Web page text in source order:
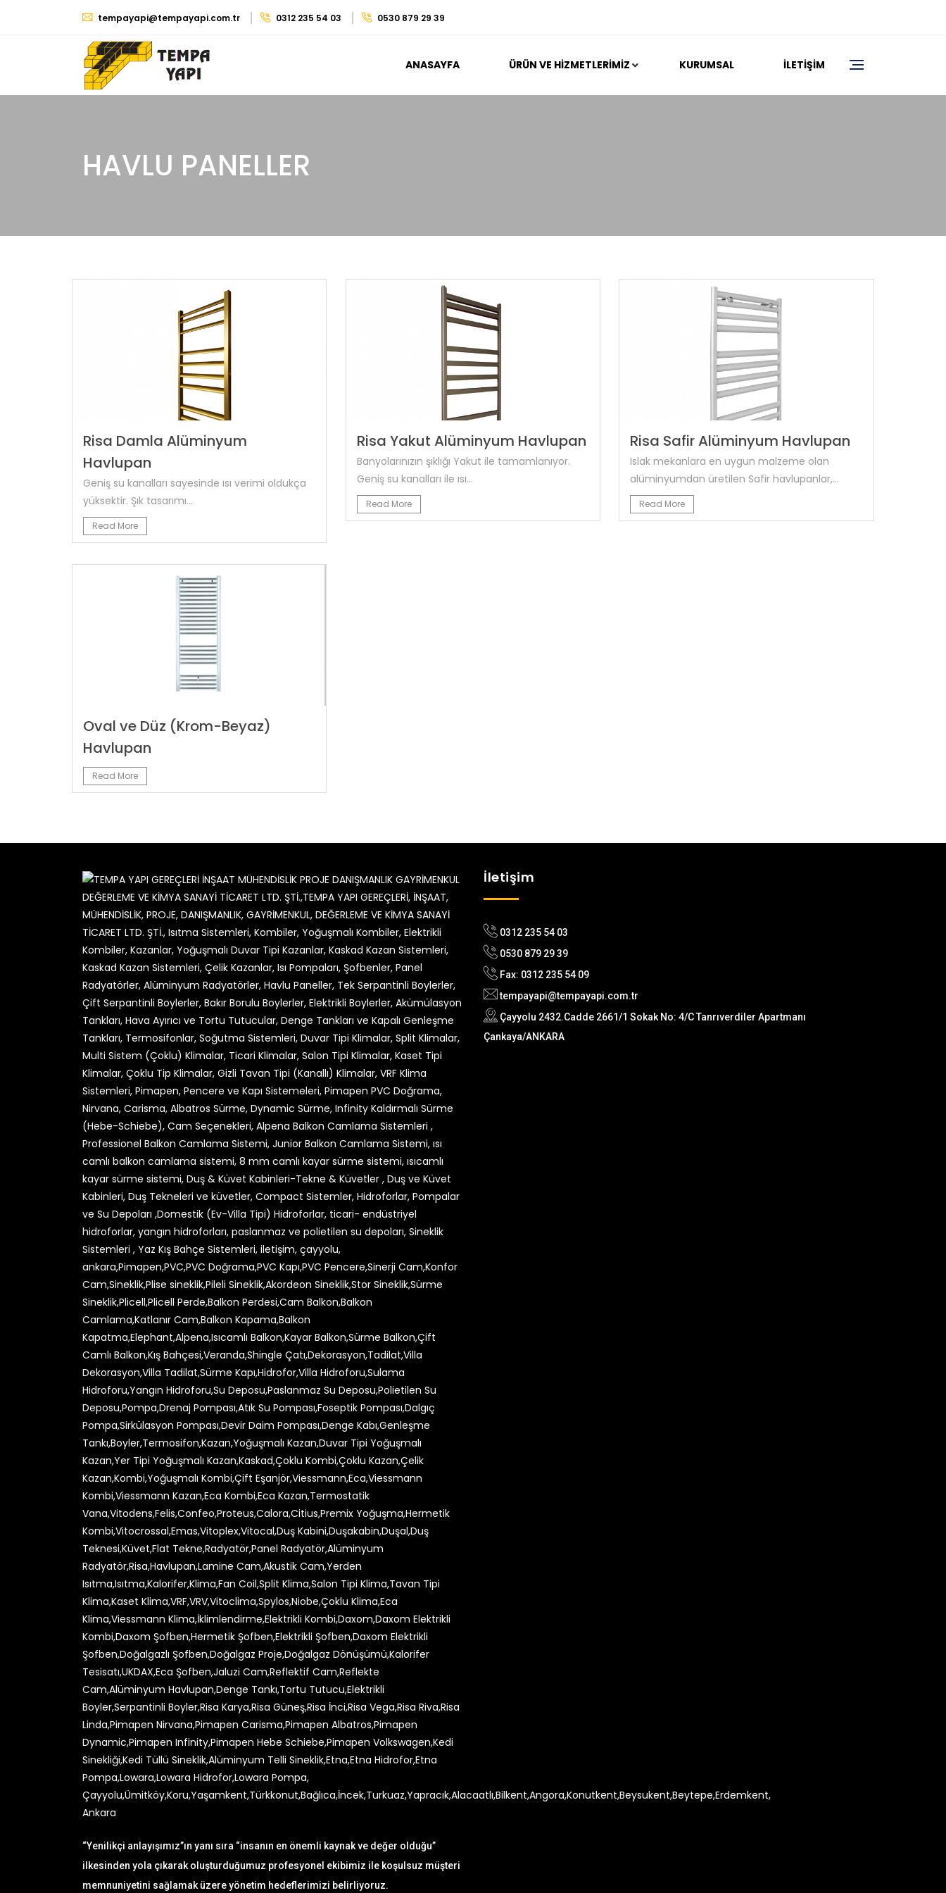
tempayapi@tempayapi.com.tr 0312 235 54 03 0530 879 29 39
ANASAYFA ÜRÜN VE HIZMETLERIMIZ KURUMSAL İLETIŞIM
HAVLU PANELLER
Risa Damla Alüminyum
Havlupan
Geniş su kanalları sayesinde ısı verimi oldukça
yüksektir. Şık tasarımı...
Read More
Risa Yakut Alüminyum Havlupan
Banyolarınızın şıklığı Yakut ile tamamlanıyor.
Geniş su kanalları ile ısı...
Read More
Risa Safir Alüminyum Havlupan
Islak mekanlara en uygun malzeme olan
alüminyumdan üretilen Safir havlupanlar,...
Read More
Oval ve Düz (Krom-Beyaz)
Havlupan
Read More
“Yenilikçi anlayışımız”ın yanı sıra “insanın en önemli kaynak ve değer olduğu”
ilkesinden yola çıkarak oluşturduğumuz profesyonel ekibimiz ile koşulsuz müşteri
memnuniyetini sağlamak üzere yönetim hedeflerimizi belirliyoruz.
İletişim
0312 235 54 03
0530 879 29 39
Fax: 0312 235 54 09
tempayapi@tempayapi.com.tr
Çayyolu 2432.Cadde 2661/1 Sokak No: 4/C Tanrıverdiler Apartmanı
Çankaya/ANKARA